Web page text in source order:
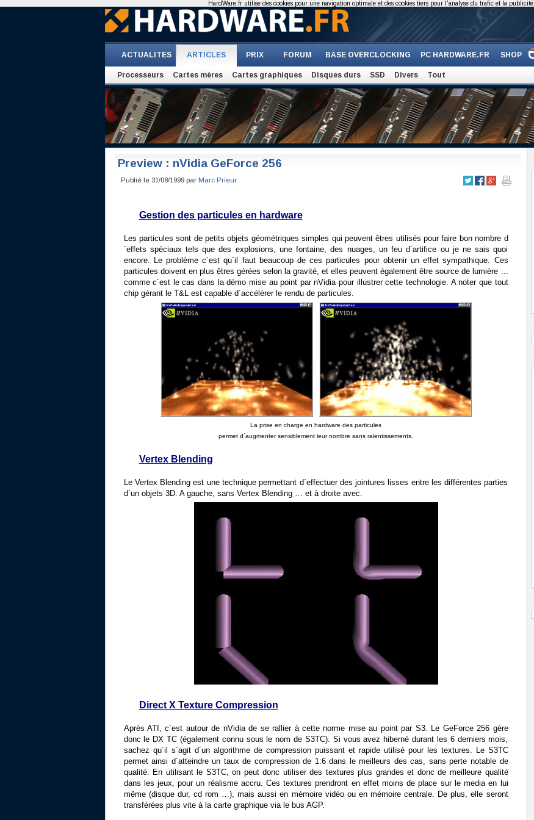
ACTUALITES ARTICLES PRIX FORUM BASE OVERCLOCKING PC HARDWARE.FR SHOP
Processeurs Cartes mères Cartes graphiques Disques durs SSD Divers Tout
Preview : nVidia GeForce 256
Publié le 31/08/1999 par Marc Prieur
Gestion des particules en hardware
Les particules sont de petits objets géométriques simples qui peuvent êtres utilisés pour faire bon nombre d
´effets spéciaux tels que des explosions, une fontaine, des nuages, un feu d´artifice ou je ne sais quoi
encore. Le problème c´est qu´il faut beaucoup de ces particules pour obtenir un effet sympathique. Ces
particules doivent en plus êtres gérées selon la gravité, et elles peuvent également être source de lumière ...
comme c´est le cas dans la démo mise au point par nVidia pour illustrer cette technologie. A noter que tout
chip gérant le T&L est capable d´accélérer le rendu de particules.
La prise en charge en hardware des particules
permet d´augmenter sensiblement leur nombre sans ralentissements.
Vertex Blending
Le Vertex Blending est une technique permettant d´effectuer des jointures lisses entre les différentes parties
d´un objets 3D. A gauche, sans Vertex Blending … et à droite avec.
Direct X Texture Compression
Après ATI, c´est autour de nVidia de se rallier à cette norme mise au point par S3. Le GeForce 256 gère
donc le DX TC (également connu sous le nom de S3TC). Si vous avez hiberné durant les 6 derniers mois,
sachez qu´il s´agit d´un algorithme de compression puissant et rapide utilisé pour les textures. Le S3TC
permet ainsi d´atteindre un taux de compression de 1:6 dans le meilleurs des cas, sans perte notable de
qualité. En utilisant le S3TC, on peut donc utiliser des textures plus grandes et donc de meilleure qualité
dans les jeux, pour un réalisme accru. Ces textures prendront en effet moins de place sur le media en lui
même (disque dur, cd rom …), mais aussi en mémoire vidéo ou en mémoire centrale. De plus, elle seront
transférées plus vite à la carte graphique via le bus AGP.
HardWare.fr utilise des cookies pour une navigation optimale et des cookies tiers pour l'analyse du trafic et la publicité